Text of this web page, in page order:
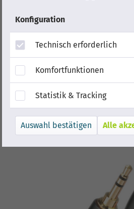
Konfiguration
Technisch erforderlich
Komfortfunktionen
Statistik & Tracking
Alle